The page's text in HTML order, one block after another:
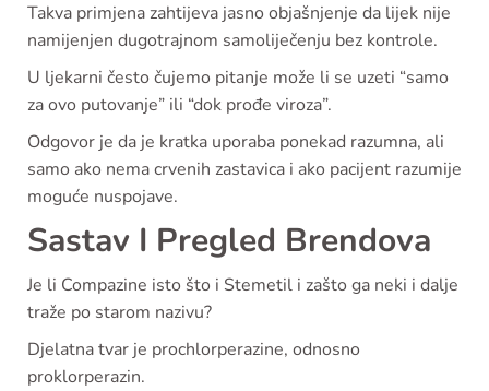
Takva primjena zahtijeva jasno objašnjenje da lijek nije
namijenjen dugotrajnom samoliječenju bez kontrole.
U ljekarni često čujemo pitanje može li se uzeti “samo
za ovo putovanje” ili “dok prođe viroza”.
Odgovor je da je kratka uporaba ponekad razumna, ali
samo ako nema crvenih zastavica i ako pacijent razumije
moguće nuspojave.
Sastav I Pregled Brendova
Je li Compazine isto što i Stemetil i zašto ga neki i dalje
traže po starom nazivu?
Djelatna tvar je prochlorperazine, odnosno
proklorperazin.